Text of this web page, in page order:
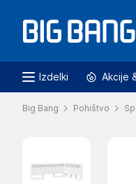
Izdelki Akcije
Big Bang Pohištvo